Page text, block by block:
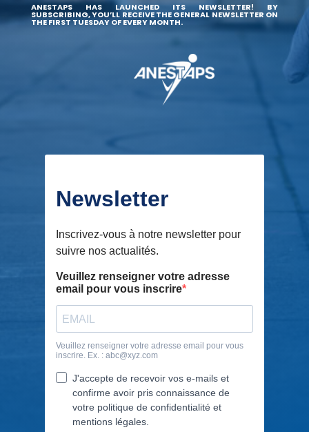
ANESTAPS HAS LAUNCHED ITS NEWSLETTER! BY
SUBSCRIBING, YOU’LL RECEIVE THE GENERAL NEWSLETTER ON
THE FIRST TUESDAY OF EVERY MONTH.